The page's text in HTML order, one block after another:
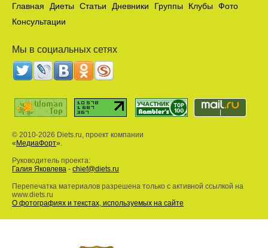
Главная Диеты Статьи Дневники Группы Клубы
Фото
Консультации
Мы в социальных сетях
© 2010-2026 Diets.ru, проект компании
« МедиаФорт».
Руководитель проекта:
Галия Яковлева - chief@diets.ru
Перепечатка материалов разрешена только с активной ссылкой на
www.diets.ru
О фотографиях и текстах, используемых на сайте